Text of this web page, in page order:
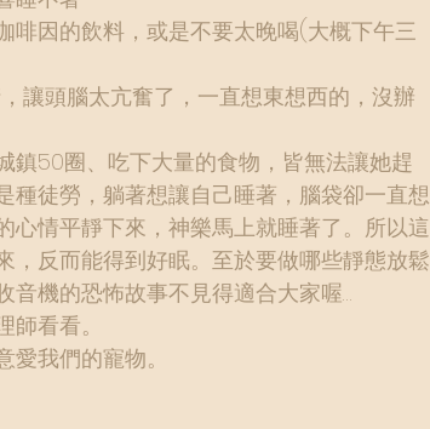
啡因的飲料，或是不要太晚喝(大概下午三
讓頭腦太亢奮了，一直想東想西的，沒辦
鎮50圈、吃下大量的食物，皆無法讓她趕
徒勞，躺著想讓自己睡著，腦袋卻一直想
情平靜下來，神樂馬上就睡著了。所以這
反而能得到好眠。至於要做哪些靜態放鬆
音機的恐怖故事不見得適合大家喔…
看看。
我們的寵物。